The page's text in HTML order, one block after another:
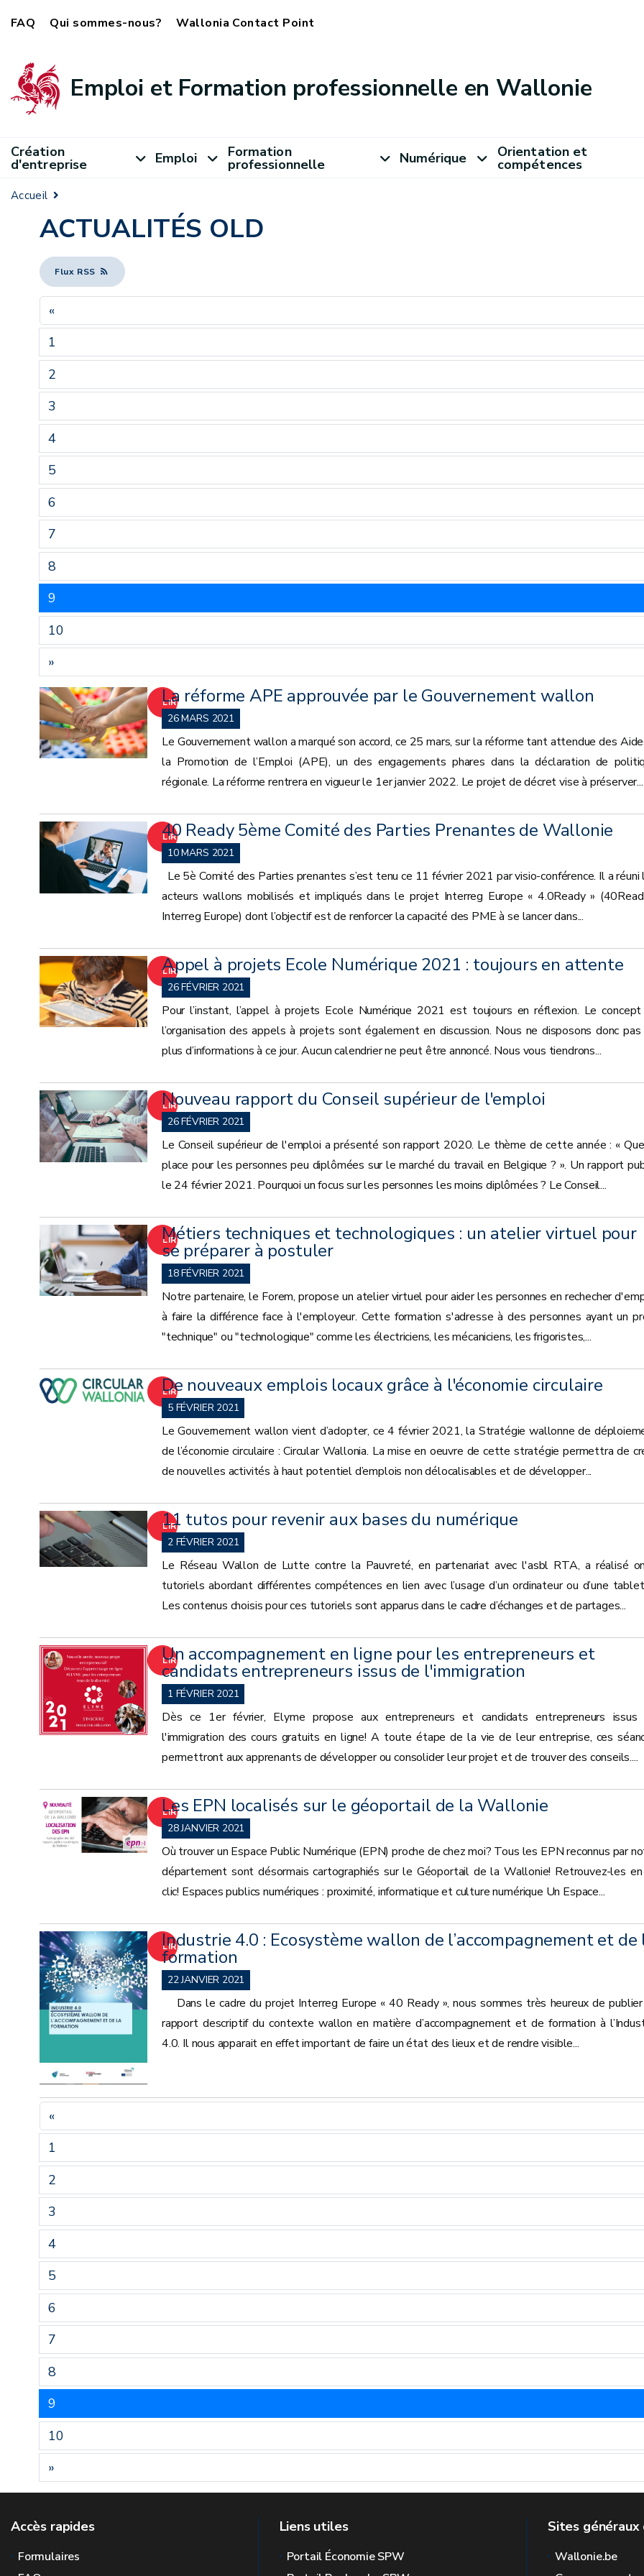
FAQ Qui sommes-nous? Wallonia Contact Point
Emploi et Formation professionnelle en Wallonie
Création
d'entreprise Emploi Formation
professionnelle Numérique Orientation et
compétences
Accueil
ACTUALITÉS OLD
Flux RSS
«
1
2
3
4
5
6
7
8
9
10
»
LIRE
LA
SUITE
La réforme APE approuvée par le Gouvernement wallon
26 MARS 2021
Le Gouvernement wallon a marqué son accord, ce 25 mars, sur la réforme tant attendue des
la Promotion de l’Emploi (APE), un des engagements phares dans la déclaration de
régionale. La réforme rentrera en vigueur le 1er janvier 2022. Le projet de décret vise à préserver...
LIRE
LA
SUITE
40 Ready 5ème Comité des Parties Prenantes de Wallonie
10 MARS 2021
Le 5è Comité des Parties prenantes s’est tenu ce 11 février 2021 par visio-conférence. Il a réuni
acteurs wallons mobilisés et impliqués dans le projet Interreg Europe « 4.0Ready »
Interreg Europe) dont l’objectif est de renforcer la capacité des PME à se lancer dans...
LIRE
LA
SUITE
Appel à projets Ecole Numérique 2021 : toujours en attente
26 FÉVRIER 2021
Pour l’instant, l’appel à projets Ecole Numérique 2021 est toujours en réflexion. Le
l’organisation des appels à projets sont également en discussion. Nous ne disposons donc
plus d’informations à ce jour. Aucun calendrier ne peut être annoncé. Nous vous tiendrons...
LIRE
LA
SUITE
Nouveau rapport du Conseil supérieur de l'emploi
26 FÉVRIER 2021
Le Conseil supérieur de l'emploi a présenté son rapport 2020. Le thème de cette année : «
place pour les personnes peu diplômées sur le marché du travail en Belgique ? ». Un rapport
le 24 février 2021. Pourquoi un focus sur les personnes les moins diplômées ? Le Conseil...
LIRE
LA
SUITE
Métiers techniques et technologiques : un atelier virtuel pour
se préparer à postuler
18 FÉVRIER 2021
Notre partenaire, le Forem, propose un atelier virtuel pour aider les personnes en rechecher
à faire la différence face à l'employeur. Cette formation s'adresse à des personnes ayant un
"technique" ou "technologique" comme les électriciens, les mécaniciens, les frigoristes,...
LIRE
LA
SUITE
De nouveaux emplois locaux grâce à l'économie circulaire
5 FÉVRIER 2021
Le Gouvernement wallon vient d’adopter, ce 4 février 2021, la Stratégie wallonne de
de l’économie circulaire : Circular Wallonia. La mise en oeuvre de cette stratégie permettra de
de nouvelles activités à haut potentiel d’emplois non délocalisables et de développer...
LIRE
LA
SUITE
11 tutos pour revenir aux bases du numérique
2 FÉVRIER 2021
Le Réseau Wallon de Lutte contre la Pauvreté, en partenariat avec l'asbl RTA, a réalisé
tutoriels abordant différentes compétences en lien avec l’usage d’un ordinateur ou d’une
Les contenus choisis pour ces tutoriels sont apparus dans le cadre d’échanges et de partages...
LIRE
LA
SUITE
Un accompagnement en ligne pour les entrepreneurs et
candidats entrepreneurs issus de l'immigration
1 FÉVRIER 2021
Dès ce 1er février, Elyme propose aux entrepreneurs et candidats entrepreneurs issus
l'immigration des cours gratuits en ligne! A toute étape de la vie de leur entreprise, ces
permettront aux apprenants de développer ou consolider leur projet et de trouver des conseils....
LIRE
LA
SUITE
Les EPN localisés sur le géoportail de la Wallonie
28 JANVIER 2021
Où trouver un Espace Public Numérique (EPN) proche de chez moi? Tous les EPN reconnus par
département sont désormais cartographiés sur le Géoportail de la Wallonie! Retrouvez-les en
clic! Espaces publics numériques : proximité, informatique et culture numérique Un Espace...
LIRE
LA
SUITE
Industrie 4.0 : Ecosystème wallon de l’accompagnement et de
formation
22 JANVIER 2021
Dans le cadre du projet Interreg Europe « 40 Ready », nous sommes très heureux de
rapport descriptif du contexte wallon en matière d’accompagnement et de formation à
4.0. Il nous apparait en effet important de faire un état des lieux et de rendre visible...
«
1
2
3
4
5
6
7
8
9
10
»
Accès rapides
Formulaires
Liens utiles
Portail Économie SPW
Sites
Wallonie.be